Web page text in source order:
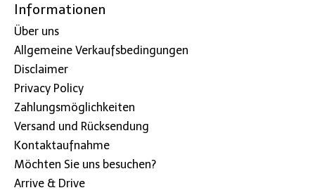
Informationen
Über uns
Allgemeine Verkaufsbedingungen
Disclaimer
Privacy Policy
Zahlungsmöglichkeiten
Versand und Rücksendung
Kontaktaufnahme
Möchten Sie uns besuchen?
Arrive & Drive